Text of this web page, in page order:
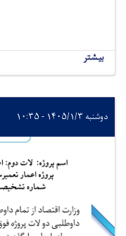
بیشتر
دوشنبه ۱۴۰۵/۱/۳ - ۱۰:۳۵